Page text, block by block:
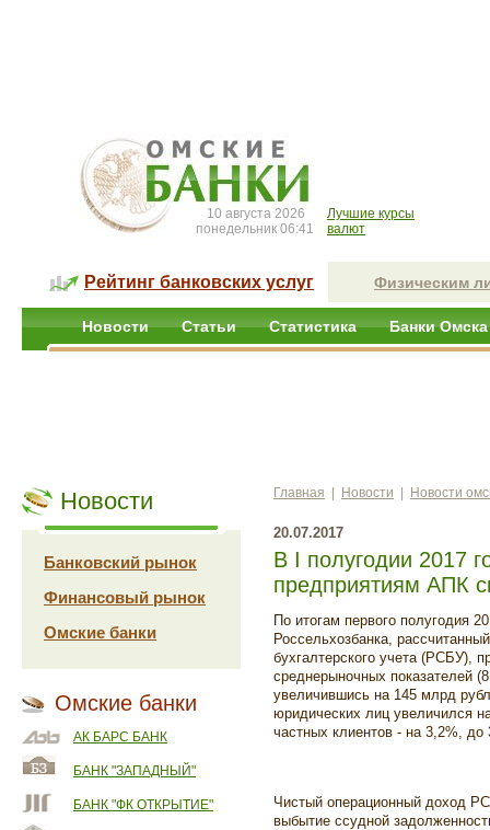
10 августа 2026
понедельник 06:41
Лучшие курсы
валют
Рейтинг банковских услуг Физическим
Новости Статьи Статистика Банки Омска
Новости
Банковский рынок
Финансовый рынок
Омские банки
Омские банки
АК БАРС БАНК
БАНК "ЗАПАДНЫЙ"
БАНК "ФК ОТКРЫТИЕ"
Главная Новости Новости
20.07.2017
В I полугодии 2017
предприятиям АПК
По итогам первого полугодия
Россельхозбанка,
бухгалтерского учета (РСБУ),
среднерыночных показателей
увеличившись на 145 млрд
юридических лиц увеличился
частных клиентов - на 3,2%,
Чистый операционный доход
выбытие ссудной